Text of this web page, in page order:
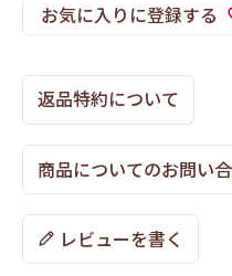
お気に入りに登録する
返品特約について
商品についてのお問い
レビューを書く